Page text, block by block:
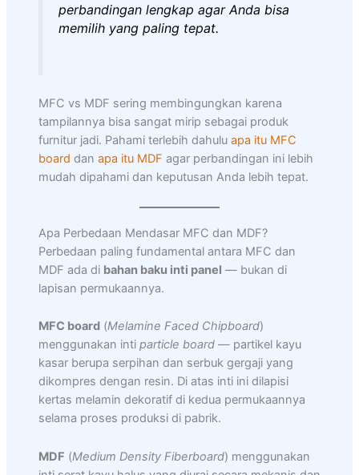
perbandingan lengkap agar Anda bisa
memilih yang paling tepat.
MFC vs MDF sering membingungkan karena
tampilannya bisa sangat mirip sebagai produk
furnitur jadi. Pahami terlebih dahulu apa itu MFC
board dan apa itu MDF agar perbandingan ini lebih
mudah dipahami dan keputusan Anda lebih tepat.
Apa Perbedaan Mendasar MFC dan MDF?
Perbedaan paling fundamental antara MFC dan
MDF ada di bahan baku inti panel — bukan di
lapisan permukaannya.
MFC board (Melamine Faced Chipboard)
menggunakan inti particle board— partikel kayu
kasar berupa serpihan dan serbuk gergaji yang
dikompres dengan resin. Di atas inti ini dilapisi
kertas melamin dekoratif di kedua permukaannya
selama proses produksi di pabrik.
MDF (Medium Density Fiberboard) menggunakan